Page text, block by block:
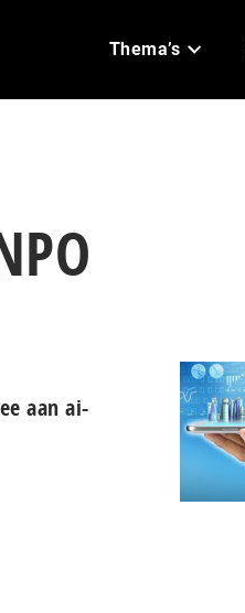
Thema’s
aan ai-